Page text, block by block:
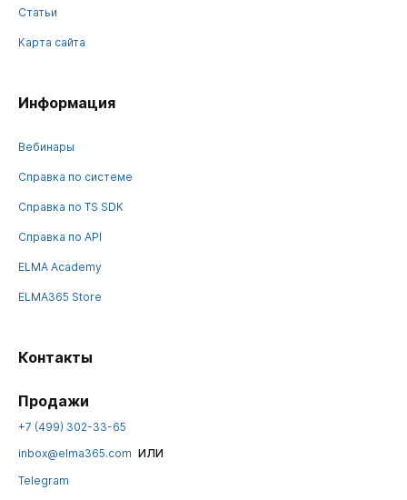
Статьи
Карта сайта
Информация
Вебинары
Справка по системе
Справка по TS SDK
Справка по API
ELMA Academy
ELMA365 Store
Контакты
Продажи
+7 (499) 302-33-65
inbox@elma365.com или
Telegram